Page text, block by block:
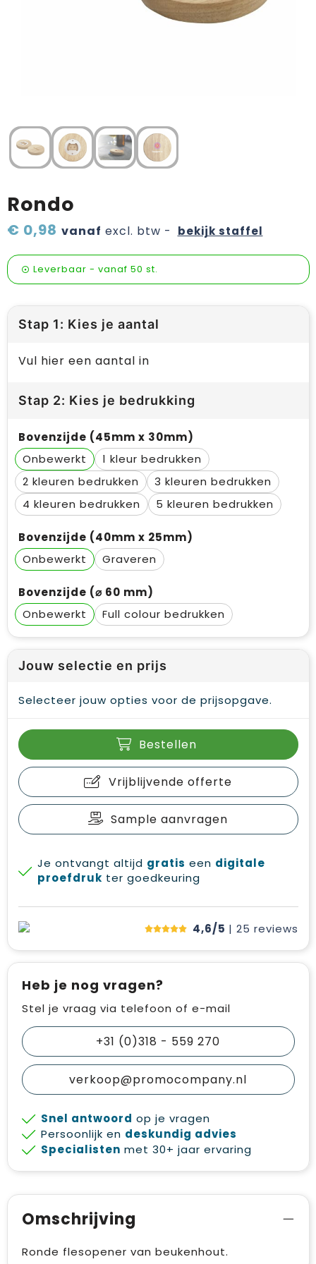
Wijn, bier en proeverij
Zomerpakketten
Rondo
€ 0,98 vanaf excl. btw - bekijk staffel
Leverbaar - vanaf 50 st.
Stap 1: Kies je aantal
Vul hier een aantal in
Stap 2: Kies je bedrukking
Bovenzijde (45mm x 30mm)
Onbewerkt
1
2
3
4
5
Bovenzijde (40mm x 25mm)
Onbewerkt
Graveren
Bovenzijde (⌀ 60 mm)
Onbewerkt
Full colour
Jouw selectie en prijs
Selecteer jouw opties voor de prijsopgave.
Bestellen
Vrijblijvende offerte
Sample aanvragen
Je ontvangt altijd gratis een digitale
proefdruk ter goedkeuring
4,6/5 | 25 reviews
Heb je nog vragen?
Stel je vraag via telefoon of e-mail
+31 (0)318 - 559 270
verkoop@promocompany.nl
Snel antwoord op je vragen
Persoonlijk en deskundig advies
Specialisten met 30+ jaar ervaring
Omschrijving
Ronde flesopener van beukenhout.